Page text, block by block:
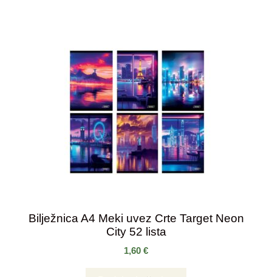
Bilježnica A4 Meki uvez Crte Target Neon
City 52 lista
1,60 €